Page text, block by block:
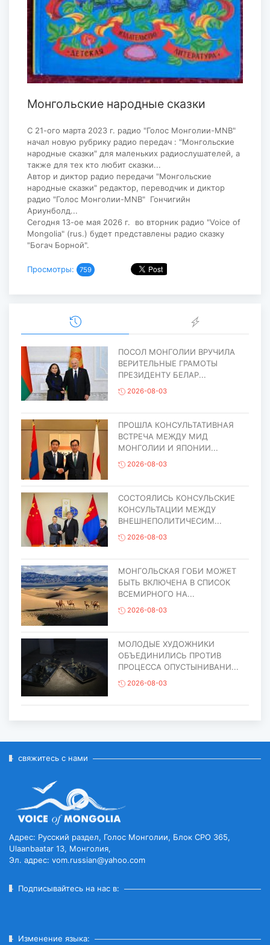
Монгольские народные сказки
С 21-ого марта 2023 г. радио "Голос Монголии-MNB"
начал новую рубрику радио передач : "Монгольские
народные сказки" для маленьких радиослушателей, а
также для тех кто любит сказки...
Автор и диктор радио передачи "Монгольские
народные сказки" редактор, переводчик и диктор
радио "Голос Монголии-MNB" Гончигийн
Ариунболд...
Сегодня 13-ое мая 2026 г. во вторник радио "Voice of
Mongolia" (rus.) будет представлены радио сказку
"Богач Борной".
Просмотры: 759
ПОСОЛ МОНГОЛИИ ВРУЧИЛА
ВЕРИТЕЛЬНЫЕ ГРАМОТЫ
ПРЕЗИДЕНТУ БЕЛАР...
2026-08-03
ПРОШЛА КОНСУЛЬТАТИВНАЯ
ВСТРЕЧА МЕЖДУ МИД
МОНГОЛИИ И ЯПОНИИ...
2026-08-03
СОСТОЯЛИСЬ КОНСУЛЬСКИЕ
КОНСУЛЬТАЦИИ МЕЖДУ
ВНЕШНЕПОЛИТИЧЕСИМ...
2026-08-03
МОНГОЛЬСКАЯ ГОБИ МОЖЕТ
БЫТЬ ВКЛЮЧЕНА В СПИСОК
ВСЕМИРНОГО НА...
2026-08-03
МОЛОДЫЕ ХУДОЖНИКИ
ОБЪЕДИНИЛИСЬ ПРОТИВ
ПРОЦЕССА ОПУСТЫНИВАНИ...
2026-08-03
ВСЕМИРНОГО НАСЛЕД...
ЕГО ЮБИЛЕ...
ЧИСЛЕННОСТЬ ПОГОЛОВЬЯ
МИЛЛИОНОВ...
свяжитесь с нами
Адрес: Русский раздел, Голос Монголии, Блок CPO 365,
Ulaanbaatar 13, Монголия,
Эл. адрес: vom.russian@yahoo.com
Подписывайтесь на нас в:
Изменение языка: